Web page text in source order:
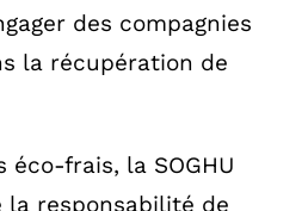
des compagnies
la récupération de
éco-frais, la SOGHU
la responsabilité de